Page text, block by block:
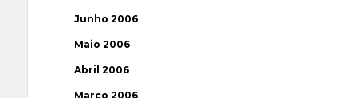
Junho 2006
Maio 2006
Abril 2006
Março 2006